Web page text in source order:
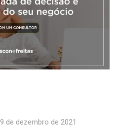
9 de dezembro de 2021